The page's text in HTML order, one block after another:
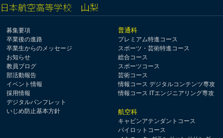
日本航空高等学校 山梨
募集要項
卒業後の進路
卒業生からのメッセージ
お知らせ
教員ブログ
部活動報告
イベント情報
採用情報
デジタルパンフレット
いじめ防止基本方針
普通科
プレミアム特進コース
スポーツ・芸術特進コース
総合コース
スポーツコース
芸術コース
情報コース デジタルコンテンツ専攻
情報コース ITエンジニアリング専攻
航空科
キャビンアテンダントコース
パイロットコース